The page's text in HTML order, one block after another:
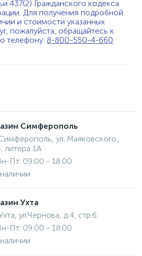
437(2) Гражданского кодекса
Для получения подробной
и стоимости указанных
пожалуйста, обращайтесь к
телефону: 8-800-550-4-660
Симферополь
Симферополь, ул. Маяковского,
литера 1А
Пт: 09:00 - 18:00
Ухта
ул.Чернова, д.4, стр.6
Пт: 09:00 - 18:00